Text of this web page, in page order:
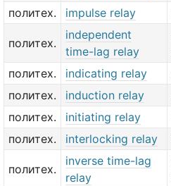
политех.
impulse relay
политех.
independent
time-lag relay
политех.
indicating relay
политех.
induction relay
политех.
initiating relay
политех.
interlocking relay
политех.
inverse time-lag
relay